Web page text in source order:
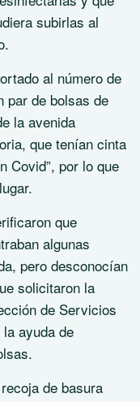
subirlas al
al número de
par de bolsas de
la avenida
que tenían cinta
Covid”, por lo que
que
algunas
pero desconocían
solicitaron la
de Servicios
ayuda de
de basura